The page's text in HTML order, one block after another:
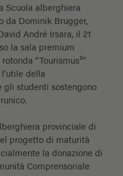
Scuola alberghiera
da Dominik Brugger,
André Irsara, il 21
la sala premium
“Tourismus²”
della
gli studenti sostengono
provinciale di
progetto di maturità
la donazione di
Comprensoriale